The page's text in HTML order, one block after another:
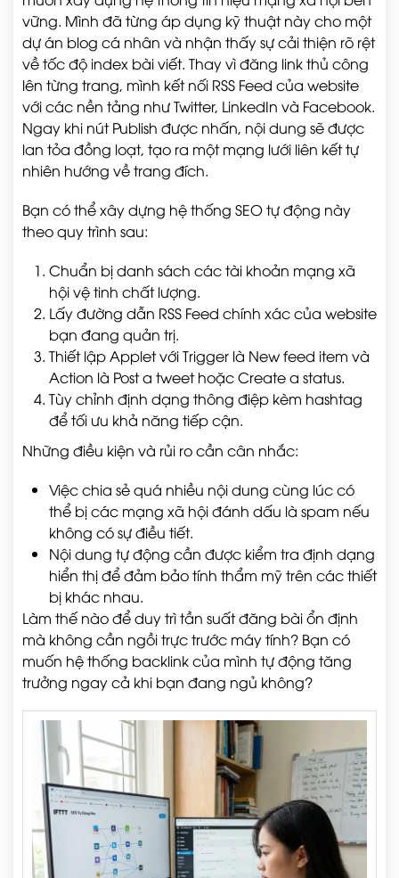
vững. Mình đã từng áp dụng kỹ thuật này cho một
dự án blog cá nhân và nhận thấy sự cải thiện rõ rệt
về tốc độ index bài viết. Thay vì đăng link thủ công
lên từng trang, mình kết nối RSS Feed của website
với các nền tảng như Twitter, LinkedIn và Facebook.
Ngay khi nút Publish được nhấn, nội dung sẽ được
lan tỏa đồng loạt, tạo ra một mạng lưới liên kết tự
nhiên hướng về trang đích.
Bạn có thể xây dựng hệ thống SEO tự động này
theo quy trình sau:
Chuẩn bị danh sách các tài khoản mạng xã
hội vệ tinh chất lượng.
Lấy đường dẫn RSS Feed chính xác của website
bạn đang quản trị.
Thiết lập Applet với Trigger là New feed item và
Action là Post a tweet hoặc Create a status.
Tùy chỉnh định dạng thông điệp kèm hashtag
để tối ưu khả năng tiếp cận.
Những điều kiện và rủi ro cần cân nhắc:
Việc chia sẻ quá nhiều nội dung cùng lúc có
thể bị các mạng xã hội đánh dấu là spam nếu
không có sự điều tiết.
Nội dung tự động cần được kiểm tra định dạng
hiển thị để đảm bảo tính thẩm mỹ trên các thiết
bị khác nhau.
Làm thế nào để duy trì tần suất đăng bài ổn định
mà không cần ngồi trực trước máy tính? Bạn có
muốn hệ thống backlink của mình tự động tăng
trưởng ngay cả khi bạn đang ngủ không?